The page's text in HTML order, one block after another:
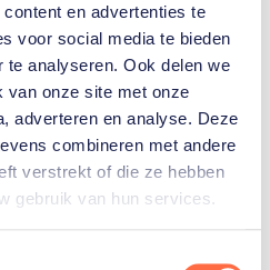
en advertenties te
voor social media te bieden
analyseren. Ook delen we
van onze site met onze
adverteren en analyse. Deze
combineren met andere
verstrekt of die ze hebben
gebruik van hun services.
hebben er
aan de